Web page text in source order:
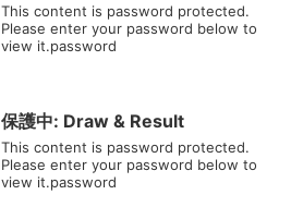
This content is password protected.
Please enter your password below to
view it.password
保護中: Draw & Result
This content is password protected.
Please enter your password below to
view it.password